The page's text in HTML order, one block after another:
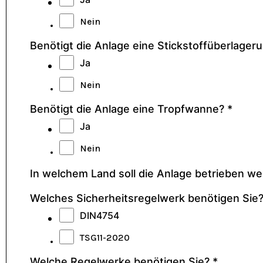
Nein
Benötigt die Anlage eine
Ja
Nein
Benötigt die Anlage eine Tropfwanne? *
Ja
Nein
In welchem Land soll die Anlage betrieben
Welches Sicherheitsregelwerk benötigen Sie?
DIN4754
TSG11-2020